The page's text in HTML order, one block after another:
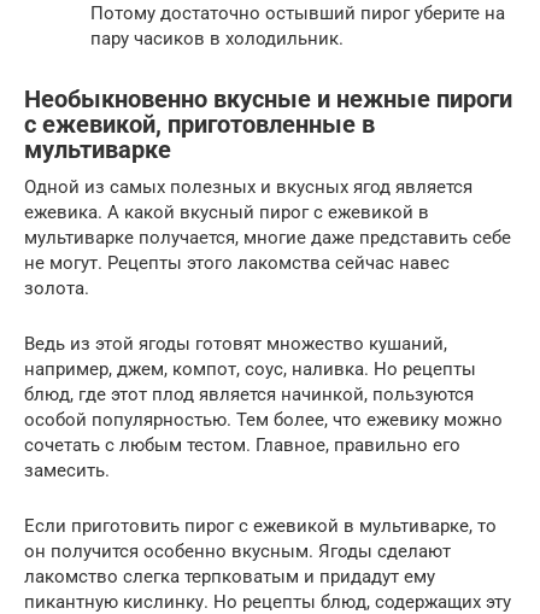
Потому достаточно остывший пирог уберите на
пару часиков в холодильник.
Необыкновенно вкусные и нежные пироги
с ежевикой, приготовленные в
мультиварке
Одной из самых полезных и вкусных ягод является
ежевика. А какой вкусный пирог с ежевикой в
мультиварке получается, многие даже представить себе
не могут. Рецепты этого лакомства сейчас навес
золота.
Ведь из этой ягоды готовят множество кушаний,
например, джем, компот, соус, наливка. Но рецепты
блюд, где этот плод является начинкой, пользуются
особой популярностью. Тем более, что ежевику можно
сочетать с любым тестом. Главное, правильно его
замесить.
Если приготовить пирог с ежевикой в мультиварке, то
он получится особенно вкусным. Ягоды сделают
лакомство слегка терпковатым и придадут ему
пикантную кислинку. Но рецепты блюд, содержащих эту